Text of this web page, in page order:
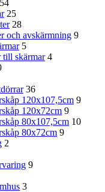
54
25
28
och avskärmning 9
5
till skärmar 4
36
120x107,5cm 9
120x72cm 9
80x107,5cm 10
80x72cm 9
2
9
3